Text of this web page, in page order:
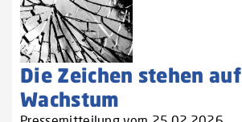
Die Zeichen stehen auf
Wachstum